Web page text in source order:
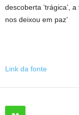
descoberta ‘trágica’,
nos deixou em paz’
Link da fonte